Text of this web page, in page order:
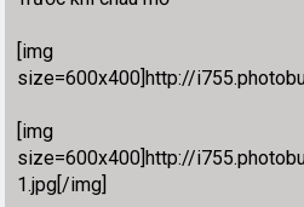
[img
size=600x400]http://
[img
size=600x400]http://
1.jpg[/img]